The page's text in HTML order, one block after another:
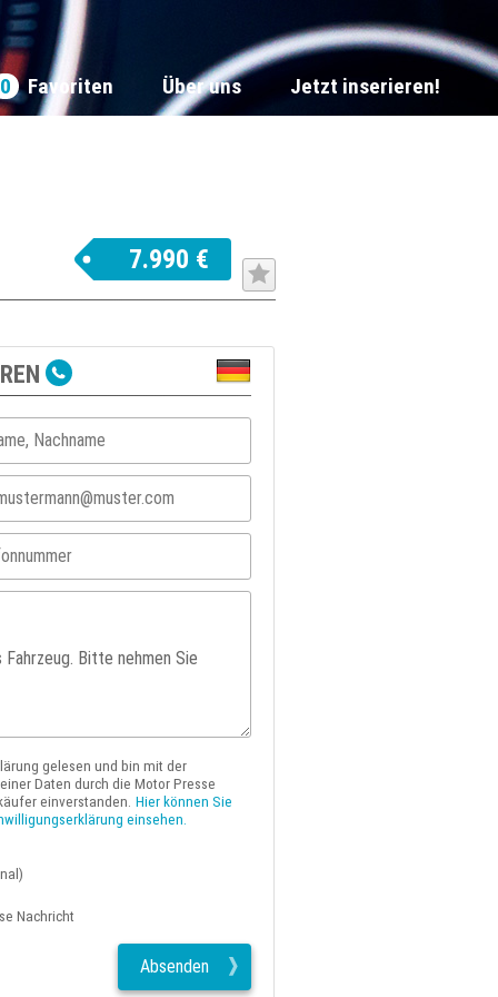
0 Favoriten Über uns Jetzt inserieren!
7.990 €
gelesen und bin mit der
Daten durch die Motor Presse
einverstanden. Hier können Sie
einsehen.
Nachricht
Absenden